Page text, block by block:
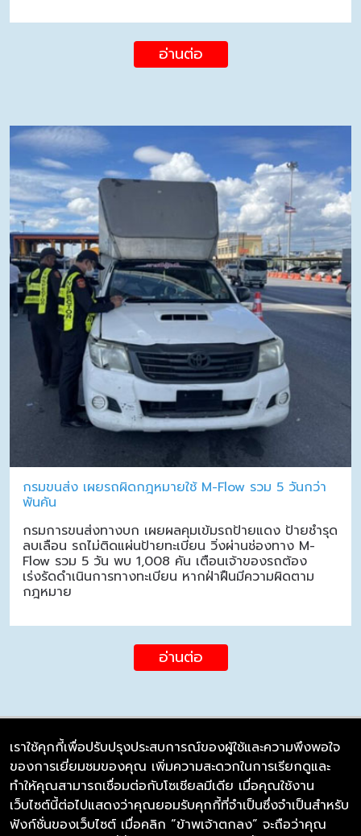
อ่านต่อ
กรมขนส่ง เผยรถผิดกฎหมายใช้ M-Flow รวม 5 วันกว่า
พันคัน
กรมการขนส่งทางบก เผยผลคุมเข้มรถป้ายแดง ป้ายชำรุด
ลบเลือน รถไม่ติดแผ่นป้ายทะเบียน วิ่งผ่านช่องทาง M-
Flow รวม 5 วัน พบ 1,008 คัน เตือนเจ้าของรถต้อง
เร่งรัดดำเนินการทางทะเบียน หากฝ่าฝืนมีความผิดตาม
กฎหมาย
อ่านต่อ
บริษัท ซิมลิงค์ จำกัด
98/226 Bangrakyai-Baanmai Road,
Bangyai, Nonthaburi 11140
เราใช้คุกกี้เพื่อปรับปรุงประสบการณ์ของผู้ใช้และความพึงพอใจ
ของการเยี่ยมชมของคุณ เพิ่มความสะดวกในการเรียกดูและ
ทำให้คุณสามารถเชื่อมต่อกับโซเชียลมีเดีย เมื่อคุณใช้งาน
เว็บไซต์นี้ต่อไปแสดงว่าคุณยอมรับคุกกี้ที่จำเป็นซึ่งจำเป็นสำหรับ
ฟังก์ชั่นของเว็บไซต์ เมื่อคลิก “ข้าพเจ้าตกลง” จะถือว่าคุณ